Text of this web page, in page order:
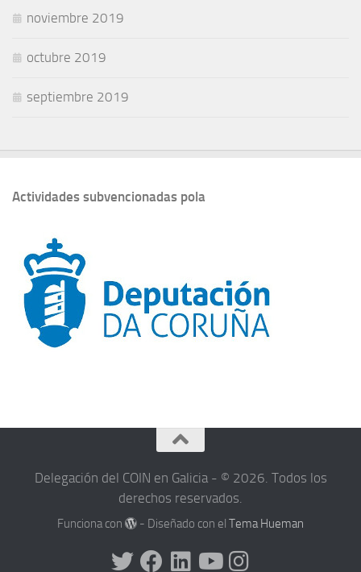
noviembre 2019
octubre 2019
septiembre 2019
Actividades subvencionadas pola
Delegación del COIN en Galicia - © 2026. Todos los
derechos reservados.
Funciona con - Diseñado con el Tema Hueman